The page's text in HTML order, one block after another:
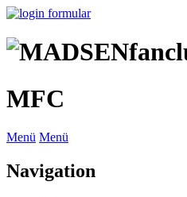
MFC
Menü Menü
Navigation